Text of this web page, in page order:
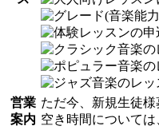
営業
案内
ただ今、新規生徒様
空き時間については